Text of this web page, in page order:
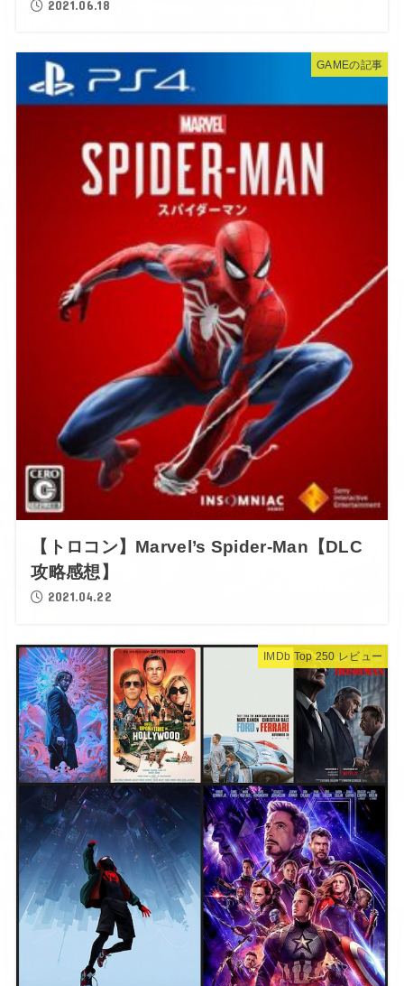
2021.06.18
GAMEの記事
【トロコン】Marvel’s Spider-Man【DLC
攻略感想】
2021.04.22
IMDb Top 250 レビュー